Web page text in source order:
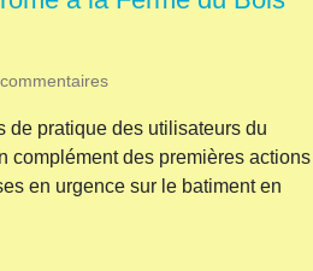
commentaires
de pratique des utilisateurs du
complément des premières actions
en urgence sur le batiment en
•